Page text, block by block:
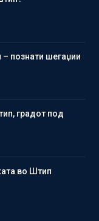
– познати шегаџии
градот под
во Штип